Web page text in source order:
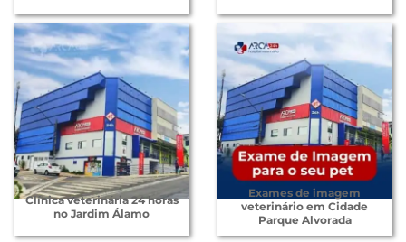
Clínica veterinária 24 horas
no Jardim Álamo
Exames de imagem
veterinário em Cidade
Parque Alvorada